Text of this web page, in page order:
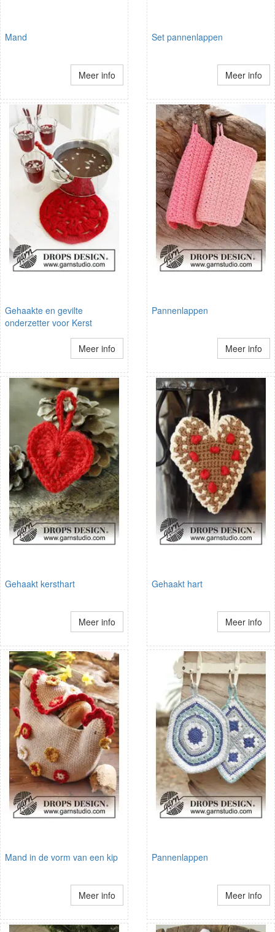
Mand
Meer info
Set pannenlappen
Meer info
Gehaakte en gevilte
onderzetter voor Kerst
Meer info
Pannenlappen
Meer info
Gehaakt kersthart
Meer info
Gehaakt hart
Meer info
Mand in de vorm van een kip
Meer info
Pannenlappen
Meer info